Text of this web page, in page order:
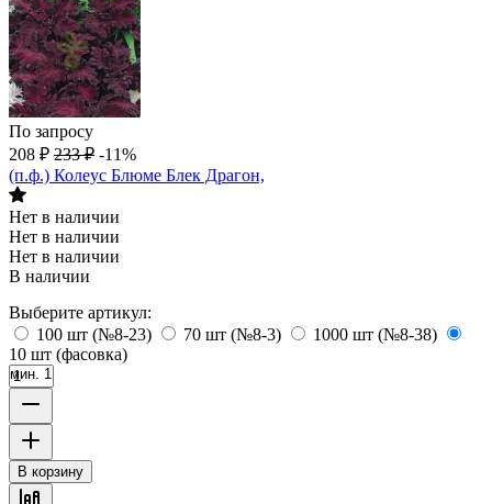
По запросу
208 ₽ 233 ₽ -11%
(п.ф.) Колеус Блюме Блек Драгон,
Нет в наличии
Нет в наличии
Нет в наличии
В наличии
Выберите артикул:
100 шт (№8-23)
70 шт (№8-3)
1000 шт (№8-38)
10 шт (фасовка)
мин. 1
В корзину